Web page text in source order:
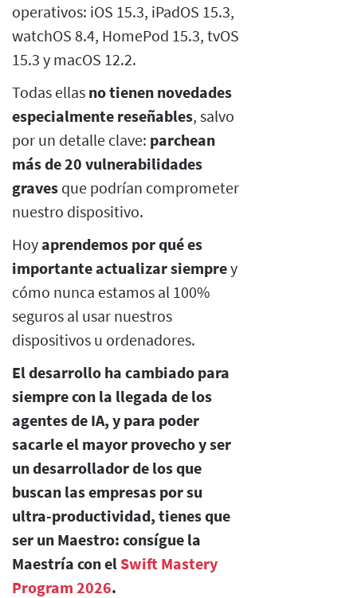
operativos: iOS 15.3, iPadOS 15.3,
watchOS 8.4, HomePod 15.3, tvOS
15.3 y macOS 12.2.
Todas ellas no tienen novedades
especialmente reseñables, salvo
por un detalle clave: parchean
más de 20 vulnerabilidades
graves que podrían comprometer
nuestro dispositivo.
Hoy aprendemos por qué es
importante actualizar siemprey
cómo nunca estamos al 100%
seguros al usar nuestros
dispositivos u ordenadores.
El desarrollo ha cambiado para
siempre con la llegada de los
agentes de IA, y para poder
sacarle el mayor provecho y ser
un desarrollador de los que
buscan las empresas por su
ultra-productividad, tienes que
ser un Maestro: consígue la
Maestría con el Swift Mastery
Program 2026.